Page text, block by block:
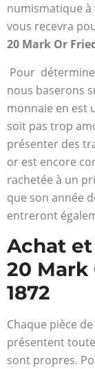
numismatique
vous recevra
20 Mark Or
Pour
nous baserons
monnaie en est
soit pas trop
présenter des
or est encore
rachetée à un
que son année
entreront
Achat et
20 Mark
1872
Chaque pièce
présentent
sont propres.